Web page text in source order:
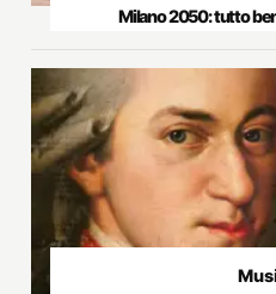
Milano 2050: tutto